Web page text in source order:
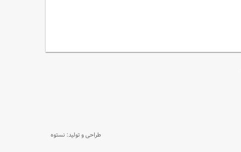
طراحی و تولید: نستوه